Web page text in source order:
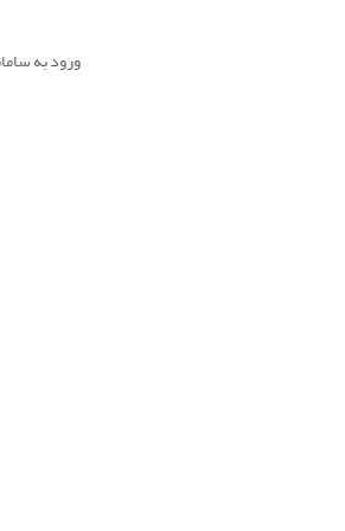
ورود به